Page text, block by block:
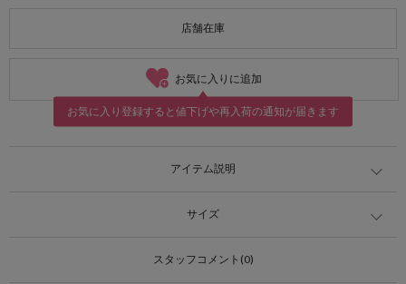
店舗在庫
お気に入りに追加
お気に入り登録すると値下げや再入荷の通知が届きます
アイテム説明
サイズ
スタッフコメント(0)